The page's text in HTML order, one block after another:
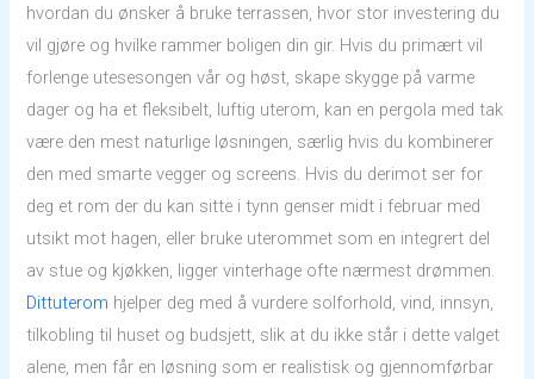
hvordan du ønsker å bruke terrassen, hvor stor investering du
vil gjøre og hvilke rammer boligen din gir. Hvis du primært vil
forlenge utesesongen vår og høst, skape skygge på varme
dager og ha et fleksibelt, luftig uterom, kan en pergola med tak
være den mest naturlige løsningen, særlig hvis du kombinerer
den med smarte vegger og screens. Hvis du derimot ser for
deg et rom der du kan sitte i tynn genser midt i februar med
utsikt mot hagen, eller bruke uterommet som en integrert del
av stue og kjøkken, ligger vinterhage ofte nærmest drømmen.
Dittuterom hjelper deg med å vurdere solforhold, vind, innsyn,
tilkobling til huset og budsjett, slik at du ikke står i dette valget
alene, men får en løsning som er realistisk og gjennomførbar